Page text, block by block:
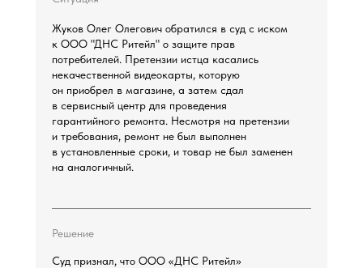
Жуков Олег Олегович обратился в суд с иском
к ООО "ДНС Ритейл" о защите прав
потребителей. Претензии истца касались
некачественной видеокарты, которую
он приобрел в магазине, а затем сдал
в сервисный центр для проведения
гарантийного ремонта. Несмотря на претензии
и требования, ремонт не был выполнен
в установленные сроки, и товар не был заменен
на аналогичный.
Суд признал, что ООО «ДНС Ритейл»
Решение